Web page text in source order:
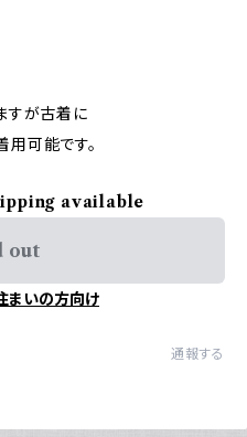
すが古着に
可能です。
available
out
まいの方向け
通報する